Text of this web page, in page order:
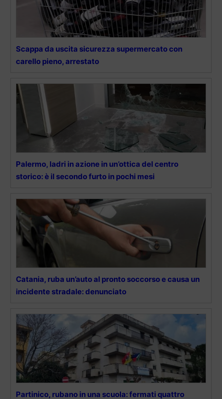
Scappa da uscita sicurezza supermercato con
carello pieno, arrestato
Palermo, ladri in azione in un’ottica del centro
storico: è il secondo furto in pochi mesi
Catania, ruba un’auto al pronto soccorso e causa un
incidente stradale: denunciato
Partinico, rubano in una scuola: fermati quattro